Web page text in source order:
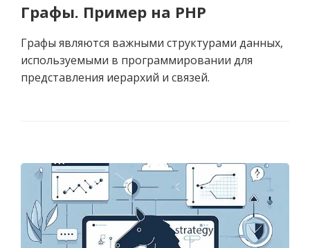
Графы. Пример на PHP
Графы являются важными структурами данных,
используемыми в программировании для
представления иерархий и связей.